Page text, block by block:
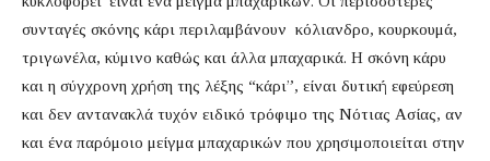
συνταγές σκόνης κάρι περιλαμβάνουν κόλιανδρο, κουρκουμά,
τριγωνέλα, κύμινο καθώς και άλλα μπαχαρικά. Η σκόνη κάρυ
και η σύγχρονη χρήση της λέξης “κάρι”, είναι δυτική εφεύρεση
και δεν αντανακλά τυχόν ειδικό τρόφιμο της Νότιας Ασίας, αν
και ένα παρόμοιο μείγμα μπαχαρικών που χρησιμοποιείται στην